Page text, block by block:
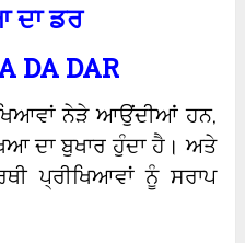
ਦਾਡਰ
DA DAR
ਨੇੜੇ ਆਉਂਦੀਆਂ ਹਨ,
ਦਾ ਬੁਖਾਰ ਹੁੰਦਾ ਹੈ। ਅਤੇ
ਪ੍ਰੀਖਿਆਵਾਂ ਨੂੰ ਸਰਾਪ